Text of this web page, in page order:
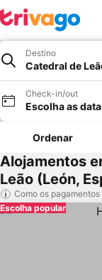
Destino
Catedral de
Check-in/out
Escolha as
Ordenar
Alojamentos
Leão (León,
Como os
Escolha popular